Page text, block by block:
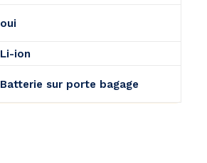
oui
Li-ion
Batterie sur porte bagage